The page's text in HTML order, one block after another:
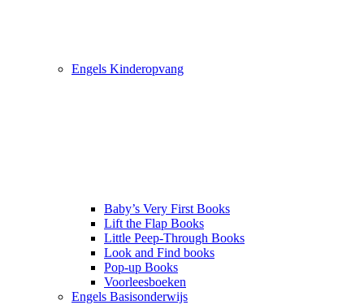
Engels Kinderopvang
Baby’s Very First Books
Lift the Flap Books
Little Peep-Through Books
Look and Find books
Pop-up Books
Voorleesboeken
Engels Basisonderwijs